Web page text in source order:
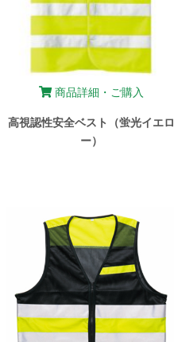
商品詳細・ご購入
高視認性安全ベスト（蛍光イエロ
ー）